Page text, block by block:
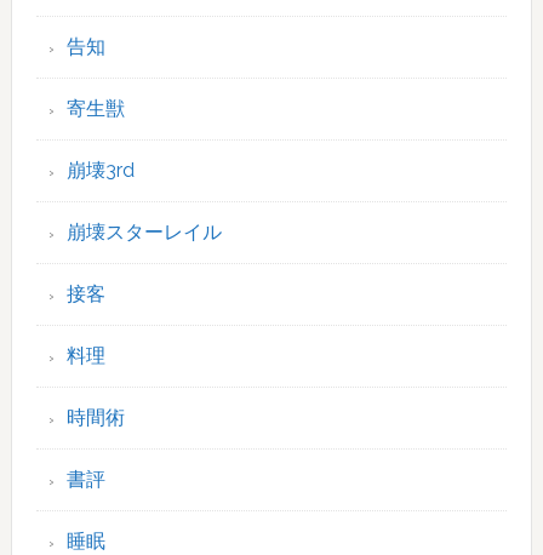
告知
寄生獣
崩壊3rd
崩壊スターレイル
接客
料理
時間術
書評
睡眠